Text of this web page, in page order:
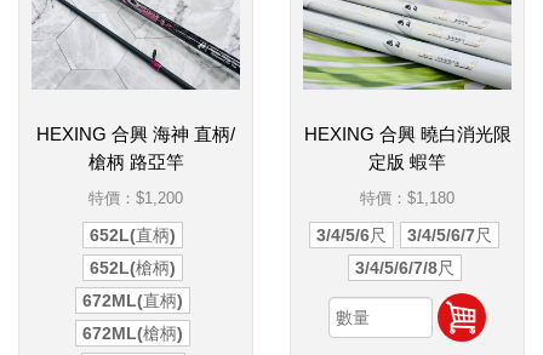
HEXING 合興 海神 直柄/
槍柄 路亞竿
特價： $1,200
652L(直柄)
652L(槍柄)
672ML(直柄)
672ML(槍柄)
HEXING 合興 曉白消光限
定版 蝦竿
特價： $1,180
3/4/5/6尺
3/4/5/6/7尺
3/4/5/6/7/8尺